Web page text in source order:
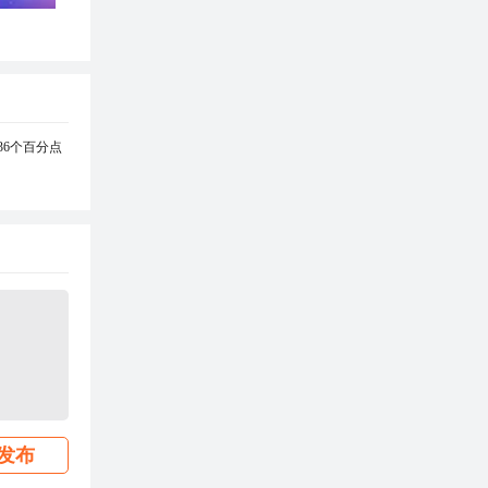
个百分点
布